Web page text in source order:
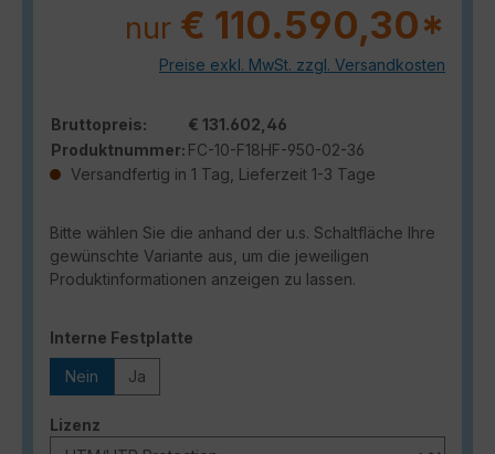
nur € 110.590,30*
Preise exkl. MwSt. zzgl. Versandkosten
Bruttopreis:
€ 131.602,46
Produktnummer: FC-10-F18HF-950-02-36
Versandfertig in 1 Tag, Lieferzeit 1-3 Tage
Bitte wählen Sie die anhand der u.s. Schaltfläche Ihre
gewünschte Variante aus, um die jeweiligen
Produktinformationen anzeigen zu lassen.
Interne Festplatte
Nein Ja
Lizenz